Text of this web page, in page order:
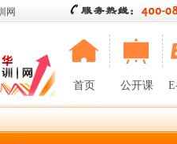
网
首页 公开课